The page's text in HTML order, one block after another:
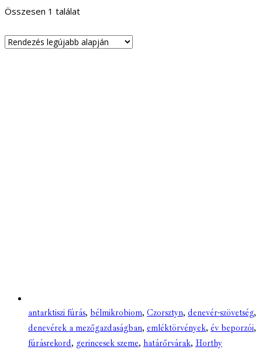
Összesen 1 találat
antarktiszi fúrás, bélmikrobiom, Czorsztyn, denevér-szövetség,
denevérek a mezőgazdaságban, emléktörvények, év beporzói,
fúrásrekord, gerincesek szeme, határőrvárak, Horthy